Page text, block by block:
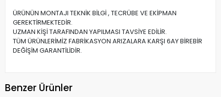
ÜRÜNÜN MONTAJI TEKNİK BİLGİ , TECRÜBE VE EKİPMAN
GEREKTİRMEKTEDİR.
UZMAN KİŞİ TARAFINDAN YAPILMASI TAVSİYE EDİLİR.
TÜM ÜRÜNLERİMİZ FABRİKASYON ARIZALARA KARŞI 6AY BİREBİR
DEĞİŞİM GARANTİLİDİR.
Benzer Ürünler